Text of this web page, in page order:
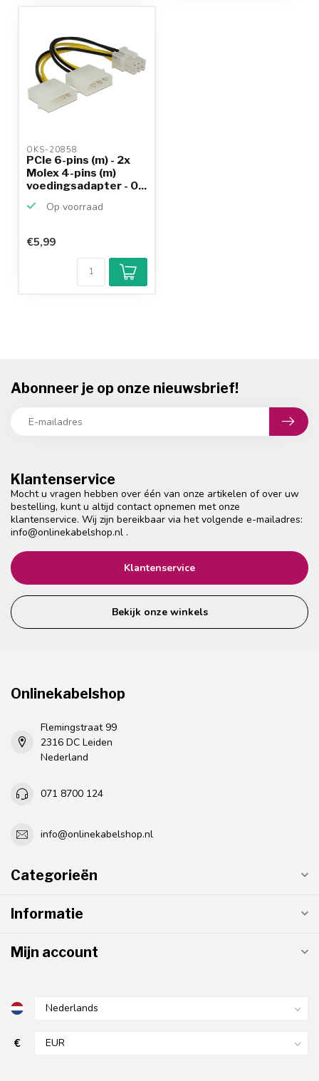
OKS-20858
PCIe 6-pins (m) - 2x
Molex 4-pins (m)
voedingsadapter - 0...
Op voorraad
€5,99
Klantenservice
Mocht u vragen hebben over één van onze artikelen of over uw
bestelling, kunt u altijd contact opnemen met onze
klantenservice. Wij zijn bereikbaar via het volgende e-mailadres:
info@onlinekabelshop.nl .
Klantenservice
Bekijk onze winkels
Abonneer je op onze nieuwsbrief!
Onlinekabelshop
Flemingstraat 99
2316 DC Leiden
Nederland
071 8700 124
info@onlinekabelshop.nl
Categorieën
Informatie
Mijn account
€